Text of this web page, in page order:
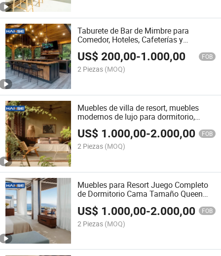
Taburete de Bar de Mimbre para
Comedor, Hoteles, Cafeterías y
Restaurantes, Diseño Contemporáneo,
Sillas de Madera Sólida, Asiento de
Taburete
US$200,00-1.000,00 FOB
2 Piezas (MOQ)
Muebles de villa de resort, muebles
modernos de lujo para dormitorio,
cama, juegos de dormitorio
US$ 1.000,00-2.000,00 FOB
2 Piezas (MOQ)
Muebles para Resort Juego Completo
de Dormitorio Cama Tamaño Queen
US$ 1.000,00-2.000,00 FOB
2 Piezas (MOQ)